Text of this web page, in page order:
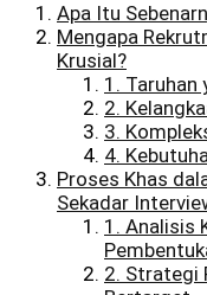
Apa Itu
Mengapa
Krusial?
1. Taruhan
2.
3.
4.
Proses Khas
Sekadar
1. Analisis
2. Strategi